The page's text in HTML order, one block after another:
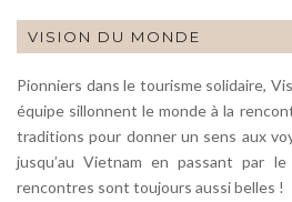
VISION DU MONDE
Pionniers dans le tourisme solidaire,
équipe sillonnent le monde à la
traditions pour donner un sens aux
jusqu’au Vietnam en passant par
rencontres sont toujours aussi belles !